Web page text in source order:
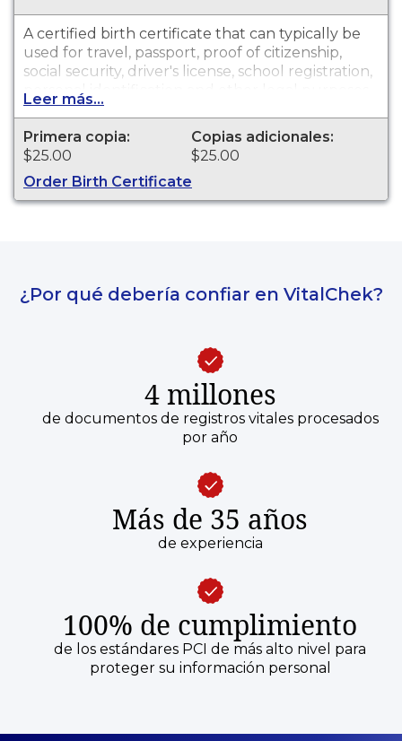
A certified birth certificate that can typically be
used for travel, passport, proof of citizenship,
social security, driver's license, school registration,
personal identification and other legal purposes.
Birth Certificates are available for events that
occurred within Washoe County from late 1800s
to present.
Leer más...
Primera copia:
$25.00
Copias adicionales:
$25.00
Order Birth Certificate
¿Por qué debería confiar en VitalChek?
4 millones
de documentos de registros vitales procesados
por año
Más de 35 años
de experiencia
100% de cumplimiento
de los estándares PCI de más alto nivel para
proteger su información personal